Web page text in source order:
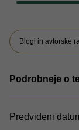
Blogi in avtorske
Podrobneje o
Predvideni